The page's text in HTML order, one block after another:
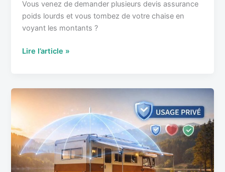
Vous venez de demander plusieurs devis assurance
poids lourds et vous tombez de votre chaise en
voyant les montants ?
Lire l’article »
lourd
pour
usage
privé